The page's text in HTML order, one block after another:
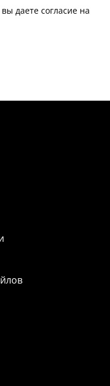
даете согласие на